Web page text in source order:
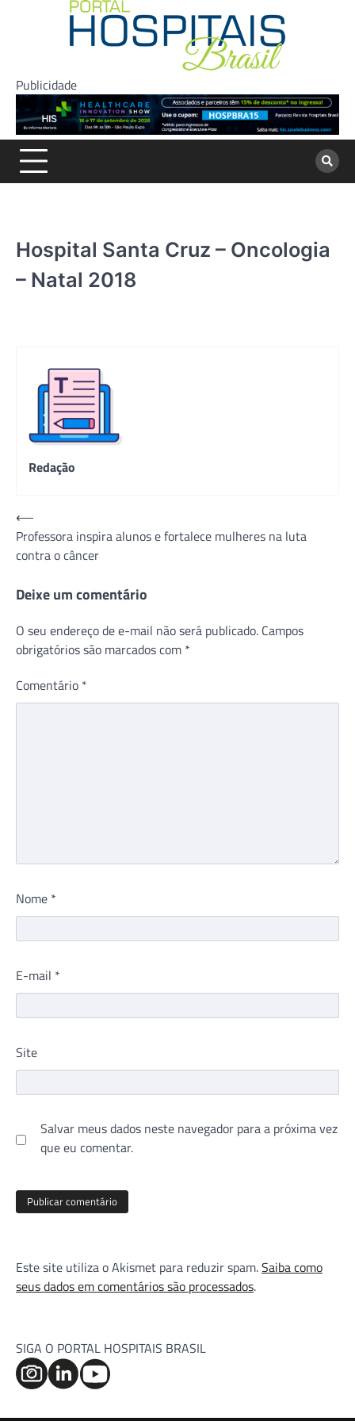
Publicidade
Hospital Santa Cruz – Oncologia
– Natal 2018
Redação
Navegação
de
Post
⟵
Professora inspira alunos e fortalece mulheres na luta
contra o câncer
Deixe um comentário
O seu endereço de e-mail não será publicado. Campos
obrigatórios são marcados com *
Comentário *
Nome *
E-mail *
Site
Salvar meus dados neste navegador para a próxima vez
que eu comentar.
Este site utiliza o Akismet para reduzir spam.Saiba como
seus dados em comentários são processados.
SIGA O PORTAL HOSPITAIS BRASIL